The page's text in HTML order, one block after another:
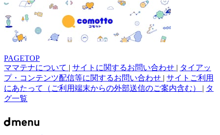
PAGETOP
ママテナについて | サイトに関するお問い合わせ | タイアッ
プ・コンテンツ配信等に関するお問い合わせ | サイトご利用
にあたって（ご利用端末からの外部送信のご案内含む） | タ
グ一覧